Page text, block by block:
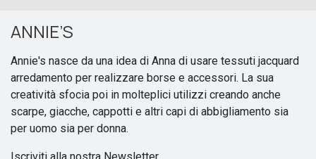
ANNIE’S
Annie's nasce da una idea di Anna di usare tessuti jacquard
arredamento per realizzare borse e accessori. La sua
creatività sfocia poi in molteplici utilizzi creando anche
scarpe, giacche, cappotti e altri capi di abbigliamento sia
per uomo sia per donna.